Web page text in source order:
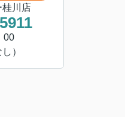
桂川店
00
）